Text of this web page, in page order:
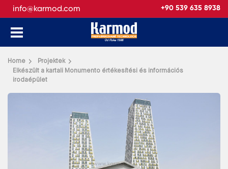
info@karmod.com +90 539 635 8938
Home
Projektek
Elkészült a kartali Monumento értékesítési és információs
irodaépület